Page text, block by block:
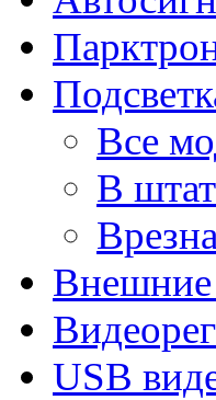
Все
В
Внешние
USB